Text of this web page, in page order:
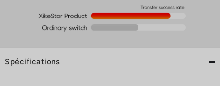
Spécifications